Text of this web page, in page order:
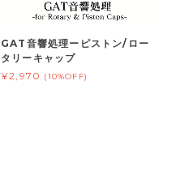
GAT音響処理ーピストン/ロー
タリーキャップ
¥2,970 (10%OFF)